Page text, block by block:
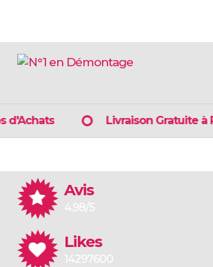
Livraison Gratuite à
Avis
4,98/5
Likes
14297600